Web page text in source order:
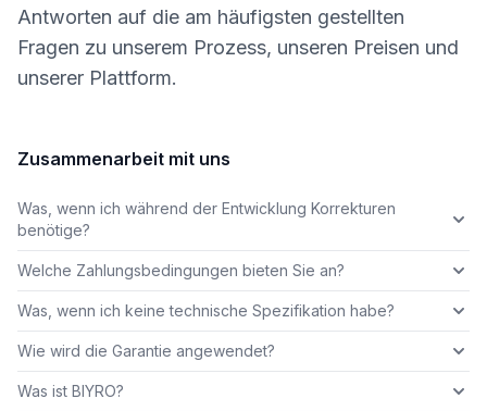
Antworten auf die am häufigsten gestellten
Fragen zu unserem Prozess, unseren Preisen und
unserer Plattform.
Zusammenarbeit mit uns
Was, wenn ich während der Entwicklung Korrekturen
benötige?
Welche Zahlungsbedingungen bieten Sie an?
Was, wenn ich keine technische Spezifikation habe?
Wie wird die Garantie angewendet?
Was ist BIYRO?